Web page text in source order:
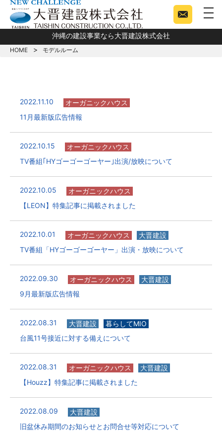
沖縄の建設事業なら大晋建設株式会社
HOME モデルルーム
2022.11.10
オーガニックハウス
11月最新版広告情報
2022.10.15
オーガニックハウス
TV番組｢HYゴーゴーゴーヤー｣出演/放映について
2022.10.05
オーガニックハウス
【LEON】特集記事に掲載されました
2022.10.01 オーガニックハウス
大晋建設
TV番組「HYゴーゴーゴーヤー」出演・放映について
2022.09.30 オーガニックハウス
大晋建設
9月最新版広告情報
2022.08.31 大晋建設
暮らしてMIO
台風11号接近に対する備えについて
2022.08.31 オーガニックハウス
大晋建設
【Houzz】特集記事に掲載されました
2022.08.09
大晋建設
旧盆休み期間のお知らせとお問合せ等対応について